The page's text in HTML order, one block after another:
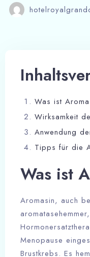
Was ist
Wirksamkeit
Anwendung
Tipps für die
Was ist
Aromasin, auch
Menopause
Brustkrebs. Es